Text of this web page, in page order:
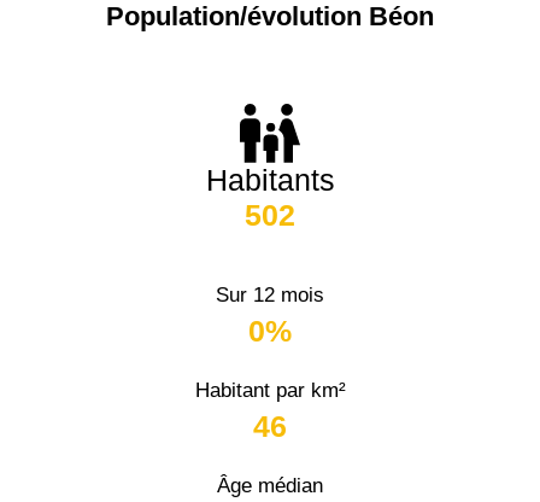
Population/évolution Béon
Habitants
502
Sur 12 mois
0%
Habitant par km²
46
Âge médian